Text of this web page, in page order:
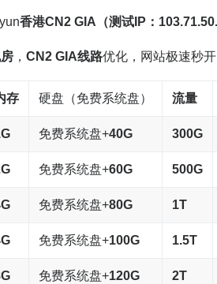
香港CN2 GIA （测试IP：
， CN2 GIA线路优化，网站极速秒开
存 硬盘（免费系统盘） 流量
免费系统盘+40G 300G
免费系统盘+60G 500G
免费系统盘+80G 1T
免费系统盘+100G 1.5T
免费系统盘+120G 2T